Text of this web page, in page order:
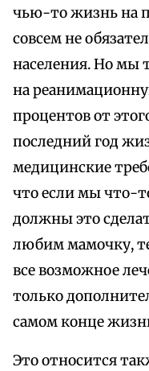
чью-то жизнь на
совсем не
населения. Но мы
на
процентов от
последний год
медицинские
что если мы что-
должны это
любим мамочку,
все возможное
только
самом конце
Это относится